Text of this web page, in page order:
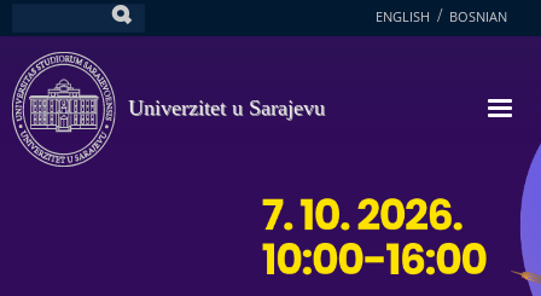
na
glavni
sadržaj
ENGLISH BOSNIAN
Univerzitet u Sarajevu